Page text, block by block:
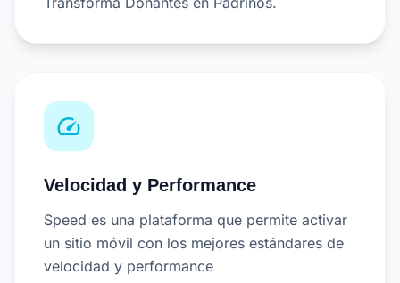
speed
Velocidad y Performance
Speed es una plataforma que permite activar
un sitio móvil con los mejores estándares de
velocidad y performance